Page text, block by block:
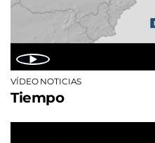
VÍDEO NOTICIAS
Tiempo